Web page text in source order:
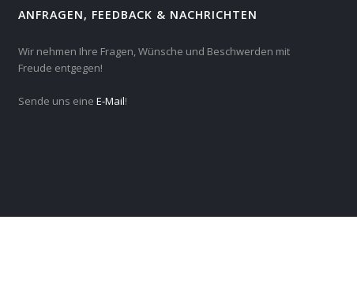
ANFRAGEN, FEEDBACK & NACHRICHTEN
Wir nehmen Ihre Fragen, Wünsche und Beschwerden mit
Freude entgegen!
Sende uns eineE-Mail!